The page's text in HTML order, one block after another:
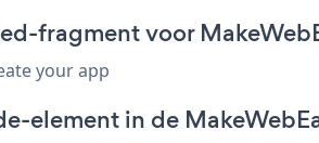
fragment voor
your app
element in de